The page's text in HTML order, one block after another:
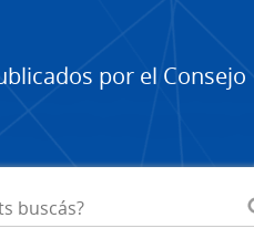
por el Consejo